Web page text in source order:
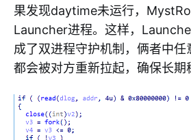
果发现daytime未运行，
Launcher进程。这样，
成了双进程守护机制，俩者中任
都会被对方重新拉起，确保长期